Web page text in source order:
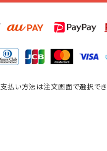
支払い方法は注文画面で選択でき